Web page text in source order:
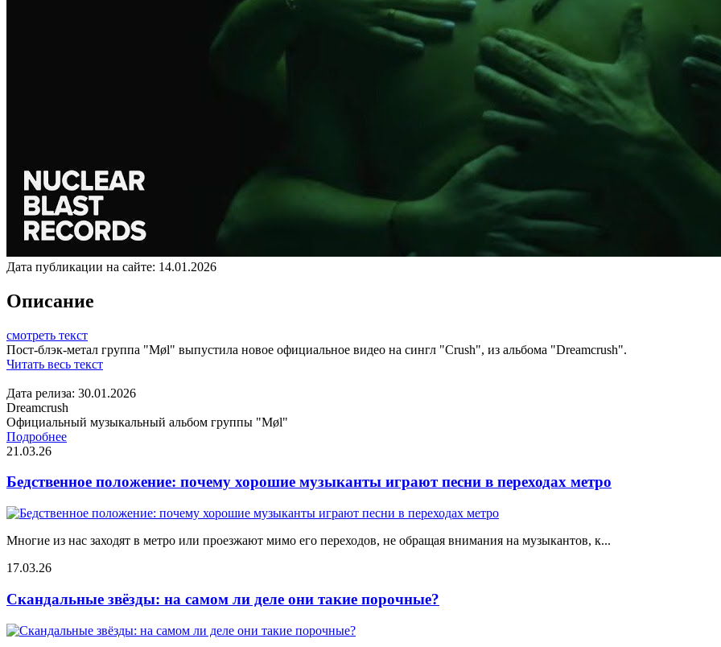
Дата публикации на сайте: 14.01.2026
Описание
смотреть текст
Пост-блэк-метал группа "Møl" выпустила новое официальное видео на сингл "Crush", из альбома "Dreamcrush".
Читать весь текст
Дата релиза: 30.01.2026
Dreamcrush
Официальный музыкальный альбом группы "Møl"
Подробнее
21.03.26
Бедственное положение: почему хорошие музыканты играют песни в переходах метро
Многие из нас заходят в метро или проезжают мимо его переходов, не обращая внимания на музыкантов, к...
17.03.26
Скандальные звёзды: на самом ли деле они такие порочные?